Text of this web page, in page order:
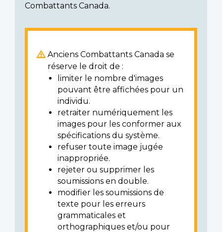
Combattants Canada.
Anciens Combattants Canada se
réserve le droit de :
limiter le nombre d'images
pouvant être affichées pour un
individu.
retraiter numériquement les
images pour les conformer aux
spécifications du système.
refuser toute image jugée
inappropriée.
rejeter ou supprimer les
soumissions en double.
modifier les soumissions de
texte pour les erreurs
grammaticales et
orthographiques et/ou pour